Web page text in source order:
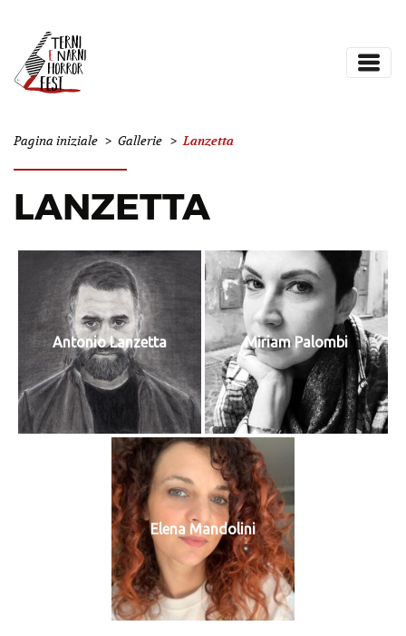
Pagina iniziale > Gallerie > Lanzetta
LANZETTA
Antonio Lanzetta Miriam Palombi
Elena Mandolini